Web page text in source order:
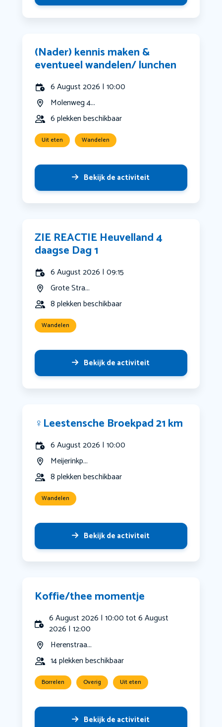
(Nader) kennis maken &
eventueel wandelen/ lunchen
6 August 2026 | 10:00
Molenweg 4...
6 plekken beschikbaar
Uit eten Wandelen
Bekijk de activiteit
ZIE REACTIE Heuvelland 4
daagse Dag 1
6 August 2026 | 09:15
Grote Stra...
8 plekken beschikbaar
Wandelen
Bekijk de activiteit
‍♀️Leestensche Broekpad 21 km
6 August 2026 | 10:00
Meijerinkp...
8 plekken beschikbaar
Wandelen
Bekijk de activiteit
Koffie/thee momentje
6 August 2026 | 10:00 tot 6 August
2026 | 12:00
Herenstraa...
14 plekken beschikbaar
Borrelen Overig Uit eten
Bekijk de activiteit